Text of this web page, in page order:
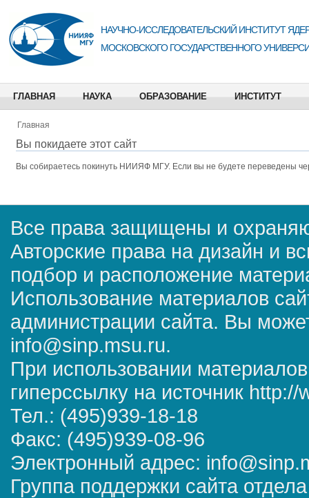
НАУЧНО-ИССЛЕДОВАТЕЛЬСКИЙ ИНСТИТУТ
МОСКОВСКОГО ГОСУДАРСТВЕННОГО
ГЛАВНАЯ НАУКА ОБРАЗОВАНИЕ ИНСТИТУТ
Главная
Вы покидаете этот сайт
Вы собираетесь покинуть НИИЯФ МГУ. Если вы не будете переведены
Все права защищены и
Авторские права на дизайн и
подбор и расположение
Использование материалов
администрации сайта. Вы
info@sinp.msu.ru.
При использовании
гиперссылку на источник
Тел.: (495)939-18-18
Факс: (495)939-08-96
Электронный адрес:
Группа поддержки сайта